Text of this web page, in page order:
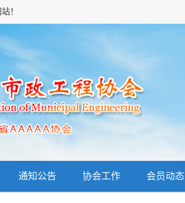
！
通知公告 协会工作 会员动态